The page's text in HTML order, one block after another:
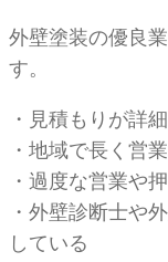
外壁塗装の優良
す。
・見積もりが詳
・地域で長く営
・過度な営業や
・外壁診断士や
している